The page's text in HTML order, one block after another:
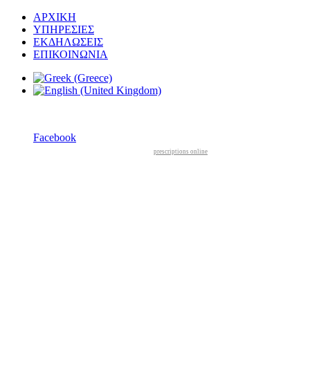
ΑΡΧΙΚΗ
ΥΠΗΡΕΣΙΕΣ
ΕΚΔΗΛΩΣΕΙΣ
ΕΠΙΚΟΙΝΩΝΙΑ
Facebook
prescriptions online